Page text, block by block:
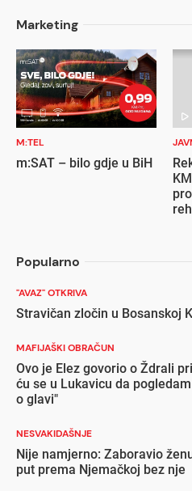
Marketing
M:TEL
m:SAT – bilo gdje u BiH
Popularno
"AVAZ" OTKRIVA
Stravičan zločin u Bosanskoj
MAFIJAŠKI OBRAČUN
Ovo je Elez govorio o Ždrali
ću se u Lukavicu da
o glavi"
NESVAKIDAŠNJE
Nije namjerno: Zaboravio
put prema Njemačkoj bez nje